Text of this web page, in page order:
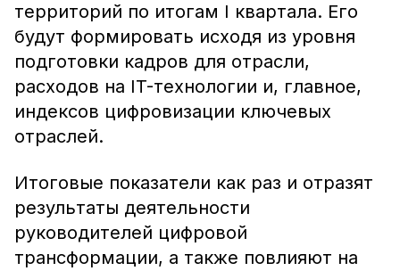
территорий по итогам I квартала. Его
будут формировать исходя из уровня
подготовки кадров для отрасли,
расходов на IT-технологии и, главное,
индексов цифровизации ключевых
отраслей.
Итоговые показатели как раз и отразят
результаты деятельности
руководителей цифровой
трансформации, а также повлияют на